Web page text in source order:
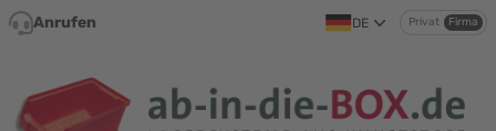
Direkt zum Inhalt
Anrufen DE Privat Firma